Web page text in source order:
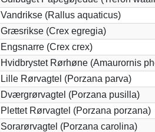
Vandrikse (Rallus aquaticus)
Græsrikse (Crex egregia)
Engsnarre (Crex crex)
Hvidbrystet Rørhøne (Amaurornis
Lille Rørvagtel (Porzana parva)
Dværgrørvagtel (Porzana pusilla)
Plettet Rørvagtel (Porzana porzana)
Sorarørvagtel (Porzana carolina)